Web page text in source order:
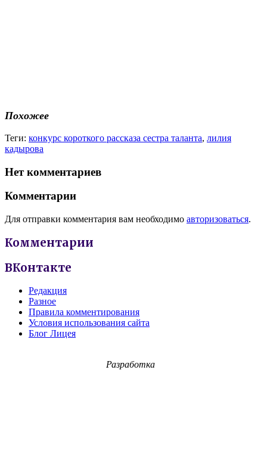
Похожее
Теги: конкурс короткого рассказа сестра таланта, лилия
кадырова
Нет комментариев
Комментарии
Для отправки комментария вам необходимо авторизоваться.
Комментарии
ВКонтакте
Редакция
Разное
Правила комментирования
Условия использования сайта
Блог Лицея
Разработка